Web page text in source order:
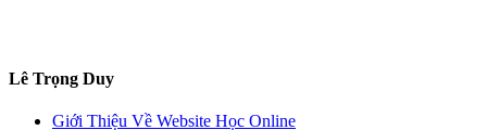
Lê Trọng Duy
Giới Thiệu Về Website Học Online